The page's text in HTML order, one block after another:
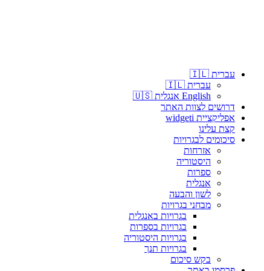
עברית 🇮🇱
עברית 🇮🇱
English אנגלית 🇺🇸
דרושים לצוות האתר
אפליקציית widgeti
קצת עלינו
סיכומים לבגרויות
אזרחות
היסטוריה
ספרות
אנגלית
לשון והבעה
מבחני בגרויות
בגרויות באנגלית
בגרויות בספרות
בגרויות היסטוריה
בגרויות תנך
בקש סיכום